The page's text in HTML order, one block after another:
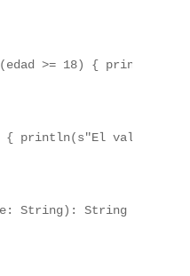
>= 18) {
println(s"El valor de
String): String = {